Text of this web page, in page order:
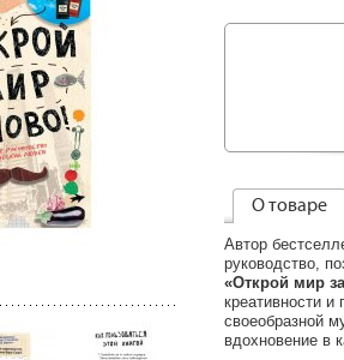
О товаре
Автор
руководство,
«Открой мир
креативности
своеобразной
вдохновение в